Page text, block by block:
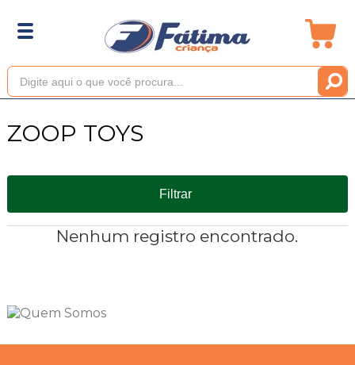
ZOOP TOYS
Filtrar
Nenhum registro encontrado.